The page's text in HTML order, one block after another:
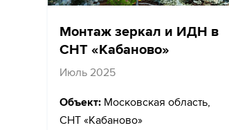
Монтаж зеркал и ИДН в
СНТ «Кабаново»
Июль 2025
Объект: Московская область,
СНТ «Кабаново»